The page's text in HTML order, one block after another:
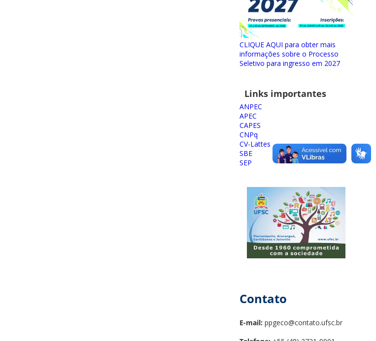
CLIQUE AQUI para obter mais
informações sobre o Processo
Seletivo para ingresso em 2027
Links importantes
ANPEC
APEC
CAPES
CNPq
CV-Lattes
SBE
SEP
Contato
E-mail: ppgeco@contato.ufsc.br